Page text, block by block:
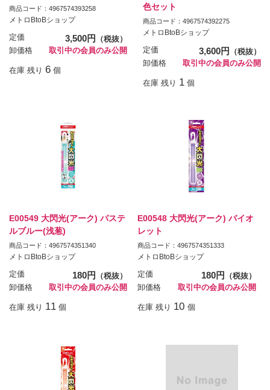
商品コード：4967574393258
メトロBtoBショップ
定価 3,500円
（税抜）
卸価格
取引中の会員のみ公開
在庫 残り 6 個
色セット
商品コード：4967574392275
メトロBtoBショップ
定価 3,600円
（税抜）
卸価格
取引中の会員のみ公開
在庫 残り 1 個
E00549 大閃光(アーク) パステ
ルブルー(浅葱)
商品コード：4967574351340
メトロBtoBショップ
定価 180円
（税抜）
卸価格
取引中の会員のみ公開
在庫 残り 11 個
E00548 大閃光(アーク) バイオ
レット
商品コード：4967574351333
メトロBtoBショップ
定価 180円
（税抜）
卸価格
取引中の会員のみ公開
在庫 残り 10 個